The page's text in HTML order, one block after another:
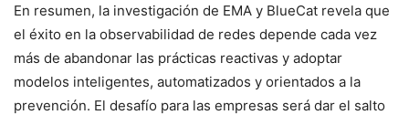
En resumen, la investigación de EMA y BlueCat revela que
el éxito en la observabilidad de redes depende cada vez
más de abandonar las prácticas reactivas y adoptar
modelos inteligentes, automatizados y orientados a la
prevención. El desafío para las empresas será dar el salto